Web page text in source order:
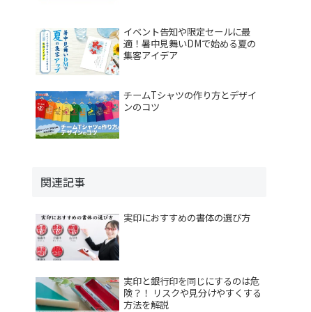
イベント告知や限定セールに最
適！暑中見舞いDMで始める夏の
集客アイデア
チームTシャツの作り方とデザイ
ンのコツ
関連記事
実印におすすめの書体の選び方
実印と銀行印を同じにするのは危
険？！ リスクや見分けやすくする
方法を解説